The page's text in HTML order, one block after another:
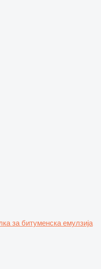
за битуменска емулзија